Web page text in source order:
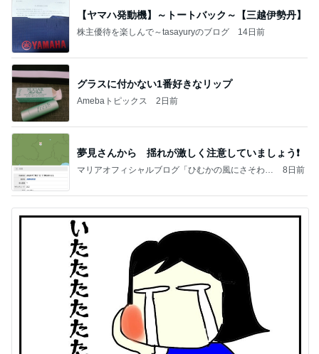
【ヤマハ発動機】～トートバック～【三越伊勢丹】
株主優待を楽しんで～tasayuryのブログ 14日前
グラスに付かない1番好きなリップ
Amebaトピックス 2日前
夢見さんから 揺れが激しく注意していましょう❗️
マリアオフィシャルブログ「ひむかの風にさそわれ
8日前